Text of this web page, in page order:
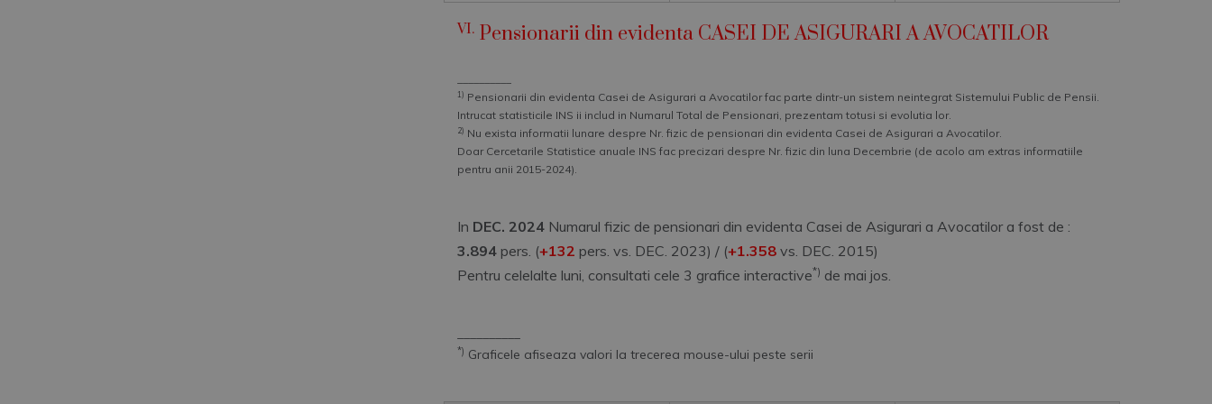
VI. Pensionarii din evidenta CASEI DE ASIGURARI A AVOCATILOR
1) Pensionarii din evidenta Casei de Asigurari a Avocatilor fac parte dintr-un sistem neintegrat Sistemului Public de Pensii.
Intrucat statisticile INS ii includ in Numarul Total de Pensionari, prezentam totusi si evolutia lor.
2) Nu exista informatii lunare despre Nr. fizic de pensionari din evidenta Casei de Asigurari a Avocatilor.
Doar Cercetarile Statistice anuale INS fac precizari despre Nr. fizic din luna Decembrie (de acolo am extras informatiile
pentru anii 2015-2024).
In DEC. 2024 Numarul fizic de pensionari din evidenta Casei de Asigurari a Avocatilor a fost de :
3.894 pers. (+132 pers. vs. DEC. 2023) / (+1.358 vs. DEC. 2015)
Pentru celelalte luni, consultati cele 3 grafice interactive*) de mai jos.
*) Graficele afiseaza valori la trecerea mouse-ului peste serii